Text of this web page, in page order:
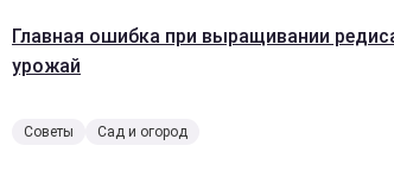
Главная ошибка при выращивании
урожай
Советы Сад и огород